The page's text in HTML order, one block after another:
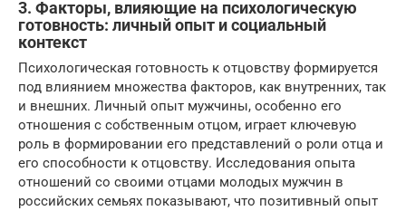
3. Факторы, влияющие на психологическую
готовность: личный опыт и социальный
контекст
Психологическая готовность к отцовству формируется
под влиянием множества факторов, как внутренних, так
и внешних. Личный опыт мужчины, особенно его
отношения с собственным отцом, играет ключевую
роль в формировании его представлений о роли отца и
его способности к отцовству. Исследования опыта
отношений со своими отцами молодых мужчин в
российских семьях показывают, что позитивный опыт